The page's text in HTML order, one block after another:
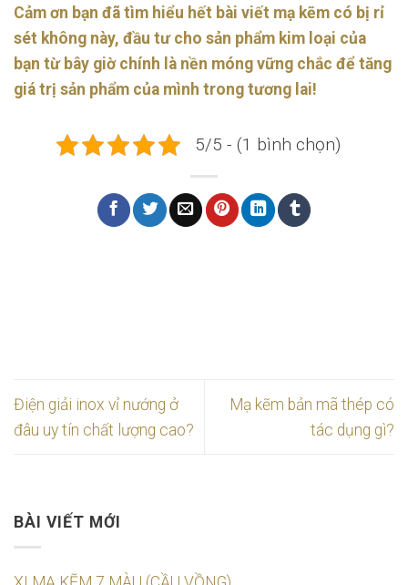
BÀI VIẾT MỚI
Cảm ơn bạn đã tìm hiểu hết bài viết mạ kẽm có bị rỉ
sét không này, đầu tư cho sản phẩm kim loại của
bạn từ bây giờ chính là nền móng vững chắc để tăng
giá trị sản phẩm của mình trong tương lai!
5/5 - (1 bình chọn)
Điện giải inox vỉ nướng ở
đâu uy tín chất lượng cao?
Mạ kẽm bản mã thép có
tác dụng gì?